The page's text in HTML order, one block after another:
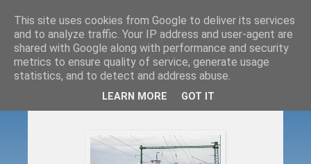
2015. 11. 13.
Máris visszakoznak?
This site uses cookies from Google to deliver its services
and to analyze traffic. Your IP address and user-agent are
shared with Google along with performance and security
metrics to ensure quality of service, generate usage
statistics, and to detect and address abuse.
LEARN MORE GOT IT